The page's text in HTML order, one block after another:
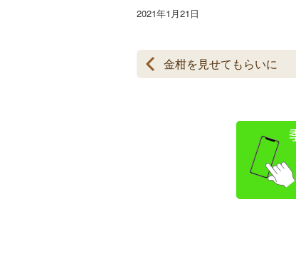
2021年1月21日
金柑を見せてもらいに